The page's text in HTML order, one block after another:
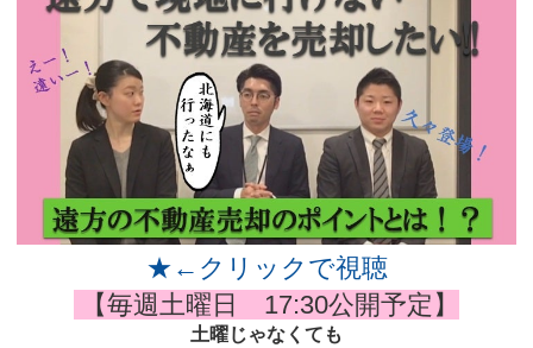
★←クリックで視聴
【毎週土曜日 17:30公開予定】
土曜じゃなくても